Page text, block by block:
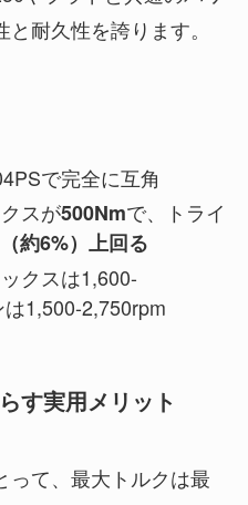
耐久性を誇ります。
で完全に互角
スが500Nmで、トライ
約6%）上回る
クスは1,600-
1,500-2,750rpm
す実用メリット
って、最大トルクは最